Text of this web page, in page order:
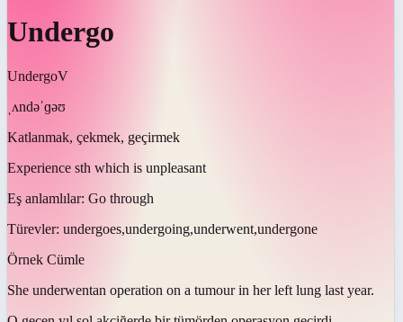
Undergo
UndergoV
ˌʌndəˈɡəʊ
Katlanmak, çekmek, geçirmek
Experience sth which is unpleasant
Eş anlamlılar: Go through
Türevler: undergoes,undergoing,underwent,undergone
Örnek Cümle
She underwentan operation on a tumour in her left lung last year.